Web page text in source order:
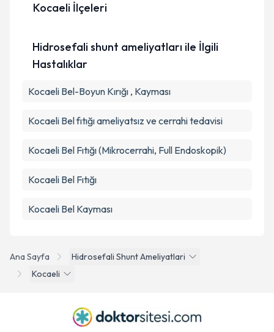
kapsamda işlenmesini kabul ediyorum.
Takvim Talebini Gönder
Ana Sayfa
Hidrosefali Shunt Ameliyatlari
Kocaeli
Kocaeli İlçeleri
Hidrosefali shunt ameliyatları ile İlgili
Hastalıklar
Kocaeli Bel-Boyun Kırığı , Kayması
Kocaeli Bel fıtığı ameliyatsız ve cerrahi tedavisi
Kocaeli Bel Fıtığı (Mikrocerrahi, Full Endoskopik)
Kocaeli Bel Fıtığı
Kocaeli Bel Kayması